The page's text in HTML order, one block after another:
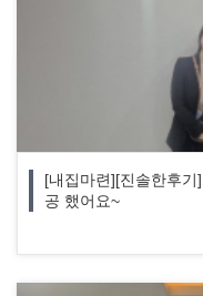
[내집마련][진솔한후
공 했어요~